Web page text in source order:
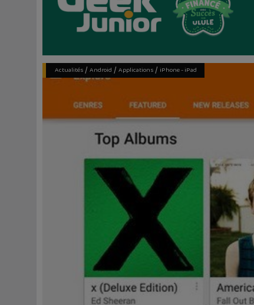
Actualités/ Android / Applications/ iPhone - iPad